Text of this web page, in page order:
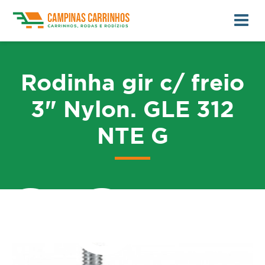
Rodinha gir c/ freio
3" Nylon. GLE 312
NTE G